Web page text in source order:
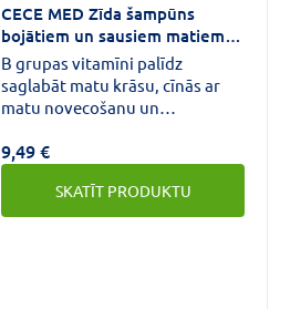
CECE MED Zīda šampūns
bojātiem un sausiem matiem,
300 ml
B grupas vitamīni palīdz
saglabāt matu krāsu, cīnās ar
matu novecošanu un
spīdumu un veselīgu izskatu.
Dziļi mitrina, atvieglo to
ķemmēšanu.
9,49 €
SKATĪT PRODUKTU